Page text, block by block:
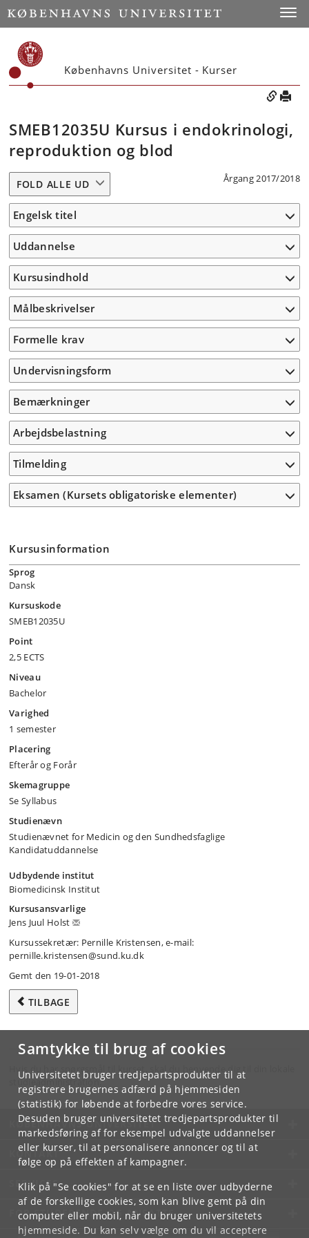
Samtykke til brug af cookies
Universitetet bruger tredjepartsprodukter til at
registrere brugernes adfærd på hjemmesiden
(statistik) for løbende at forbedre vores service.
Desuden bruger universitetet tredjepartsprodukter til
markedsføring af for eksempel udvalgte uddannelser
eller kurser, til at personalisere annoncer og til at
følge op på effekten af kampagner.
Klik på "Se cookies" for at se en liste over udbyderne
af de forskellige cookies, som kan blive gemt på din
computer eller mobil, når du bruger universitetets
hjemmeside. Du kan selv vælge om du vil acceptere
Københavns Universitet - Kurser
SMEB12035U Kursus i endokrinologi,
reproduktion og blod
Årgang 2017/2018
FOLD ALLE UD
Engelsk titel
Uddannelse
Kursusindhold
Målbeskrivelser
Formelle krav
Undervisningsform
Bemærkninger
Arbejdsbelastning
Tilmelding
Eksamen (Kursets obligatoriske elementer)
Kursusinformation
Sprog
Dansk
Kursuskode
SMEB12035U
Point
2,5 ECTS
Niveau
Bachelor
Varighed
1 semester
Placering
Efterår og Forår
Skemagruppe
Se Syllabus
Studienævn
Studienævnet for Medicin og den Sundhedsfaglige
Kandidatuddannelse
Udbydende institut
Biomedicinsk Institut
Kursusansvarlige
Jens Juul Holst
Kursussekretær: Pernille Kristensen, e-mail:
pernille.kristensen@sund.ku.dk
Gemt den 19-01-2018
TILBAGE
Hvis du har spørgsmål til kurset, skal du henvende dig til din lokale
studieadministration.
KØBENHAVNS UNIVERSITET
KONTAKT
SERVICES
FOR STUDERENDE OG ANSATTE